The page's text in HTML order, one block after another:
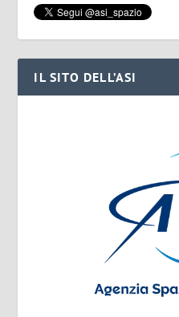
IL SITO DELL’ASI